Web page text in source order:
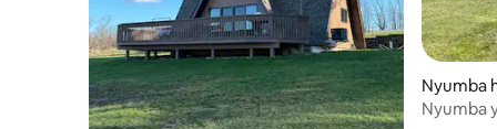
Nyumba
Nyumba